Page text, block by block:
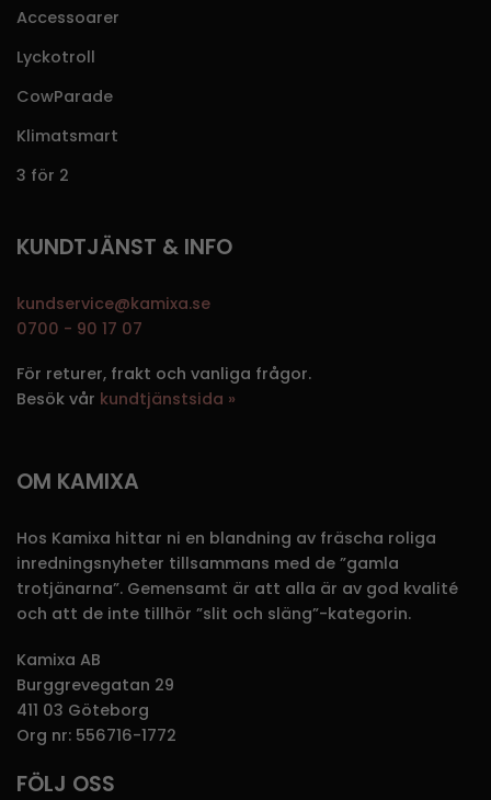
Accessoarer
Lyckotroll
CowParade
Klimatsmart
3 för 2
KUNDTJÄNST & INFO
kundservice@kamixa.se
0700 - 90 17 07
För returer, frakt och vanliga frågor.
Besök vår kundtjänstsida »
OM KAMIXA
Hos Kamixa hittar ni en blandning av fräscha roliga
inredningsnyheter tillsammans med de ”gamla
trotjänarna”. Gemensamt är att alla är av god kvalité
och att de inte tillhör ”slit och släng”-kategorin.
Kamixa AB
Burggrevegatan 29
411 03 Göteborg
Org nr: 556716-1772
FÖLJ OSS